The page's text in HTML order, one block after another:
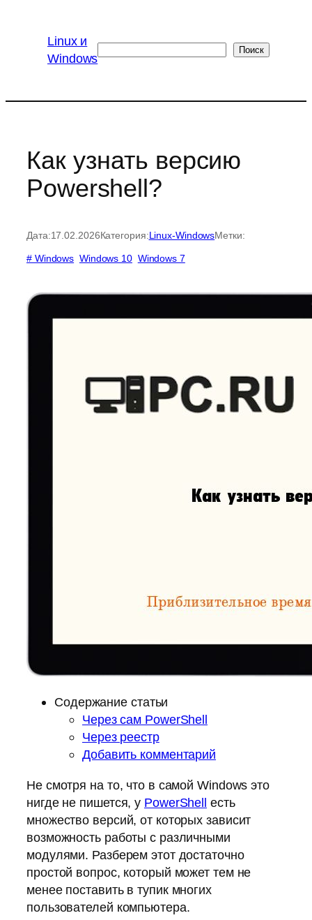
содержимому
Linux и
Windows
Поиск
Как узнать версию
Powershell?
Дата:17.02.2026Категория:Linux-WindowsМетки:
# Windows Windows 10 Windows 7
Содержание статьи
Через сам PowerShell
Через реестр
Добавить комментарий
Не смотря на то, что в самой Windows это
нигде не пишется, у PowerShell есть
множество версий, от которых зависит
возможность работы с различными
модулями. Разберем этот достаточно
простой вопрос, который может тем не
менеепоставить в тупик многих
пользователей компьютера.